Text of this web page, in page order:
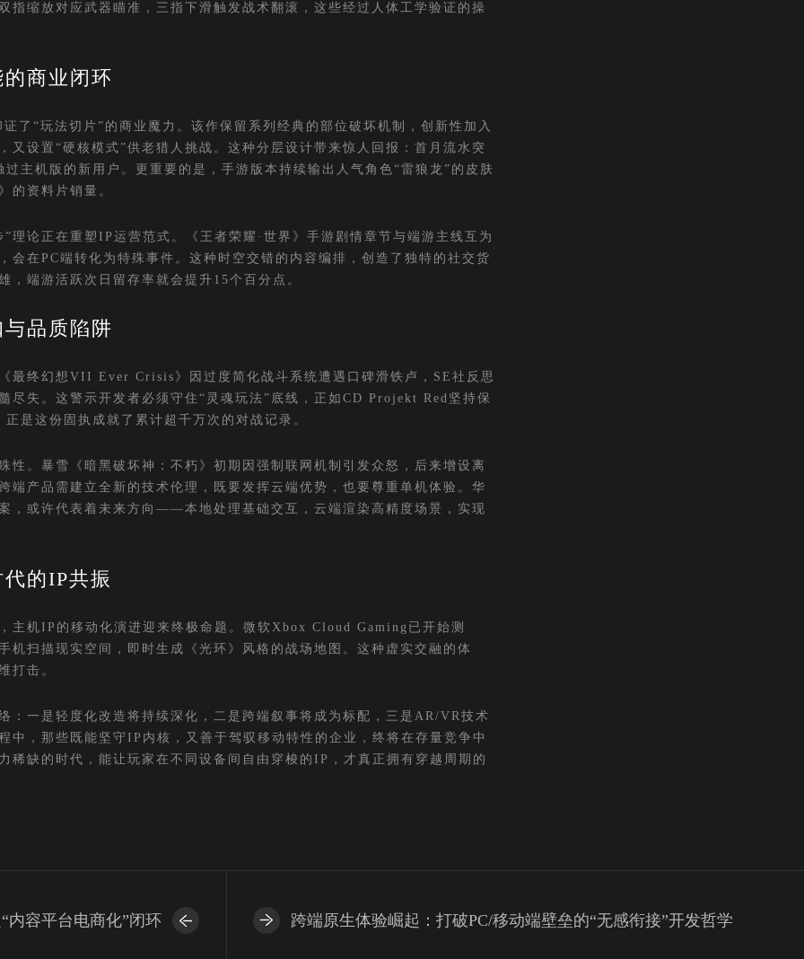
指缩放对应武器瞄准，三指下滑触发战术翻滚，这些经过人体工学验证的操
商业闭环
了“玩法切片”的商业魔力。该作保留系列经典的部位破坏机制，创新性加入
又设置“硬核模式”供老猎人挑战。这种分层设计带来惊人回报：首月流水突
主机版的新用户。更重要的是，手游版本持续输出人气角色“雷狼龙”的皮肤
的资料片销量。
理论正在重塑IP运营范式。《王者荣耀·世界》手游剧情章节与端游主线互为
会在PC端转化为特殊事件。这种时空交错的内容编排，创造了独特的社交货
，端游活跃次日留存率就会提升15个百分点。
品质陷阱
最终幻想VII Ever Crisis》因过度简化战斗系统遭遇口碑滑铁卢，SE社反思
尽失。这警示开发者必须守住“灵魂玩法”底线，正如CD Projekt Red坚持保
是这份固执成就了累计超千万次的对战记录。
性。暴雪《暗黑破坏神：不朽》初期因强制联网机制引发众怒，后来增设离
端产品需建立全新的技术伦理，既要发挥云端优势，也要尊重单机体验。华
，或许代表着未来方向——本地处理基础交互，云端渲染高精度场景，实现
的IP共振
主机IP的移动化演进迎来终极命题。微软Xbox Cloud Gaming已开始测
机扫描现实空间，即时生成《光环》风格的战场地图。这种虚实交融的体
打击。
：一是轻度化改造将持续深化，二是跨端叙事将成为标配，三是AR/VR技术
中，那些既能坚守IP内核，又善于驾驭移动特性的企业，终将在存量竞争中
稀缺的时代，能让玩家在不同设备间自由穿梭的IP，才真正拥有穿越周期的
内容平台电商化”闭环 跨端原生体验崛起：打破PC/移动端壁垒的“无感衔接”开发哲学